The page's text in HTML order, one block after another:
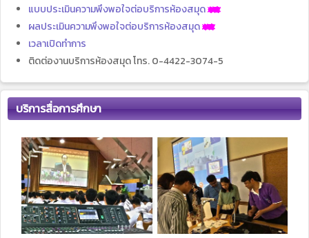
แบบประเมินความพึงพอใจต่อบริการห้องสมุด
ผลประเมินความพึงพอใจต่อบริการห้องสมุด
เวลาเปิดทำการ
ติดต่องานบริการห้องสมุด โทร. 0-4422-3074-5
บริการสื่อการศึกษา